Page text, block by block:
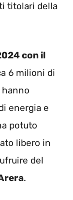
titolari della
con il
6 milioni di
hanno
energia e
potuto
libero in
del
.